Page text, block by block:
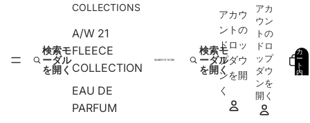
検索モ
ーダル
を開く
COLLECTIONS
A/W 21
FLEECE
COLLECTION
EAU DE
PARFUM
検索モ
ーダル
を開く
アカウ
ントの
ドロッ
プダウ
ンを開
く
アカ
ウン
トの
ドロ
ップ
ダウ
ンを
開く
カ
ー
ト
内